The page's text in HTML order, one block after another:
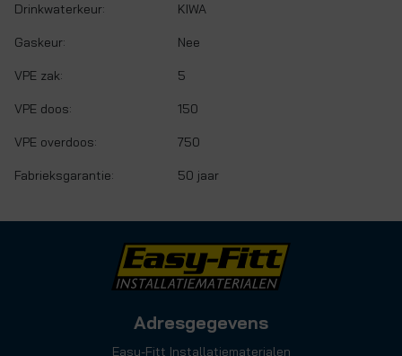
Drinkwaterkeur: KIWA
Gaskeur: Nee
VPE zak: 5
VPE doos: 150
VPE overdoos: 750
Fabrieksgarantie: 50 jaar
Adresgegevens
Easy-Fitt Installatiematerialen